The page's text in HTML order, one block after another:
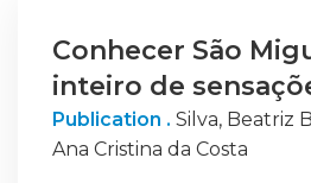
Conhecer São
inteiro de
Publication . Silva, Beatriz
Ana Cristina da Costa